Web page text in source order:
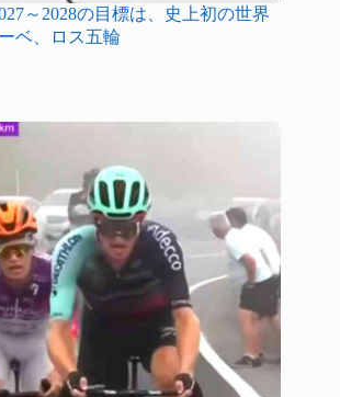
～2028の目標は、史上初の世界
ベ、ロス五輪